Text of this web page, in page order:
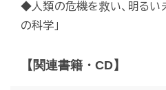
◆人類の危機を救い、明るい
の科学」
【関連書籍・CD】